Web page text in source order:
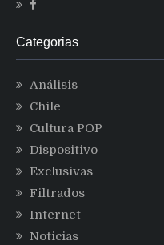
Categorias
Análisis
Chile
Cultura POP
Dispositivo
Exclusivas
Filtrados
Internet
Noticias